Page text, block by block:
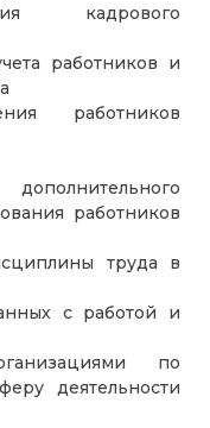
кадрового
работников и
работников
работников
труда в
с работой и
по
деятельности